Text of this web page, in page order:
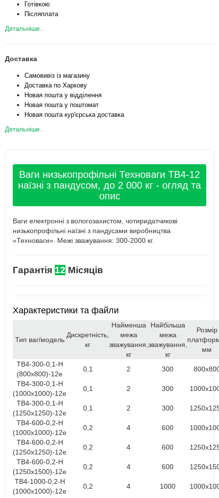
Готівкою
Післяплата
Детальніше..
Доставка
Самовивіз із магазину
Доставка по Харкову
Новая пошта у відділення
Новая пошта у поштомат
Новая пошта кур'єрська доставка
Детальніше..
Ваги низькопрофільні Техноваги ТВ4-12
наїзні з пандусом, до 2 000 кг - огляд та
опис
Ваги електронні з вологозахистом, чотиридатчикові
низькопрофільні наїзні з пандусами виробництва
«Техноваги». Межі зважування: 300-2000 кг.
Гарантія 12 Місяців
Характеристики та файли
Тип ваг/модель
Дискретність,
кг
Найменша
межа
зважування,
кг
Найбільша
межа
зважування,
кг
Розмір
мм
ТВ4-300-0,1-Н
(800х800)-12е
0,1 2 300
ТВ4-300-0,1-Н
(1000х1000)-12е
0,1 2 300
ТВ4-300-0,1-Н
(1250х1250)-12е
0,1 2 300
ТВ4-600-0,2-Н
(1000х1000)-12е
0,2 4 600
ТВ4-600-0,2-Н
(1250х1250)-12е
0,2 4 600
ТВ4-600-0,2-Н
(1250х1500)-12е
0,2 4 600
ТВ4-1000-0,2-Н
(1000х1000)-12е
0,2 4 1000